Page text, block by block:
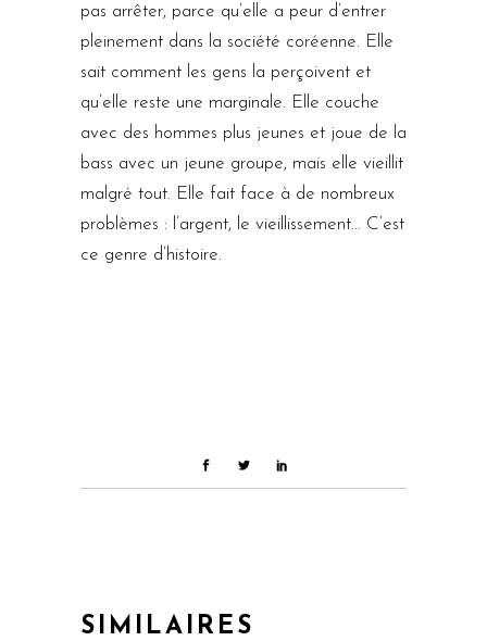
pas arrêter, parce qu’elle a peur d’entrer
pleinement dans la société coréenne. Elle
sait comment les gens la perçoivent et
qu’elle reste une marginale. Elle couche
avec des hommes plus jeunes et joue de la
bass avec un jeune groupe, mais elle vieillit
malgré tout. Elle fait face à de nombreux
problèmes : l’argent, le vieillissement… C’est
ce genre d’histoire.
SIMILAIRES